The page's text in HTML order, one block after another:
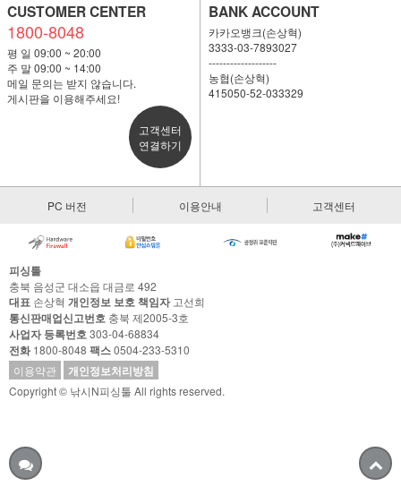
CUSTOMER CENTER
1800-8048
평 일 09:00 ~ 20:00
주 말 09:00 ~ 14:00
메일 문의는 받지 않습니다.
게시판을 이용해주세요!
고객센터
연결하기
BANK ACCOUNT
카카오뱅크(손상혁)
3333-03-7893027
-------------------
농협(손상혁)
415050-52-033329
PC 버전 이용안내 고객센터
피싱툴
충북 음성군 대소읍 대금로 492
대표 손상혁 개인정보 보호 책임자고선희
통신판매업신고번호 충북 제2005-3호
사업자 등록번호303-04-68834
전화1800-8048 팩스0504-233-5310
이용약관
개인정보처리방침
Copyright © 낚시N피싱툴 All rights reserved.